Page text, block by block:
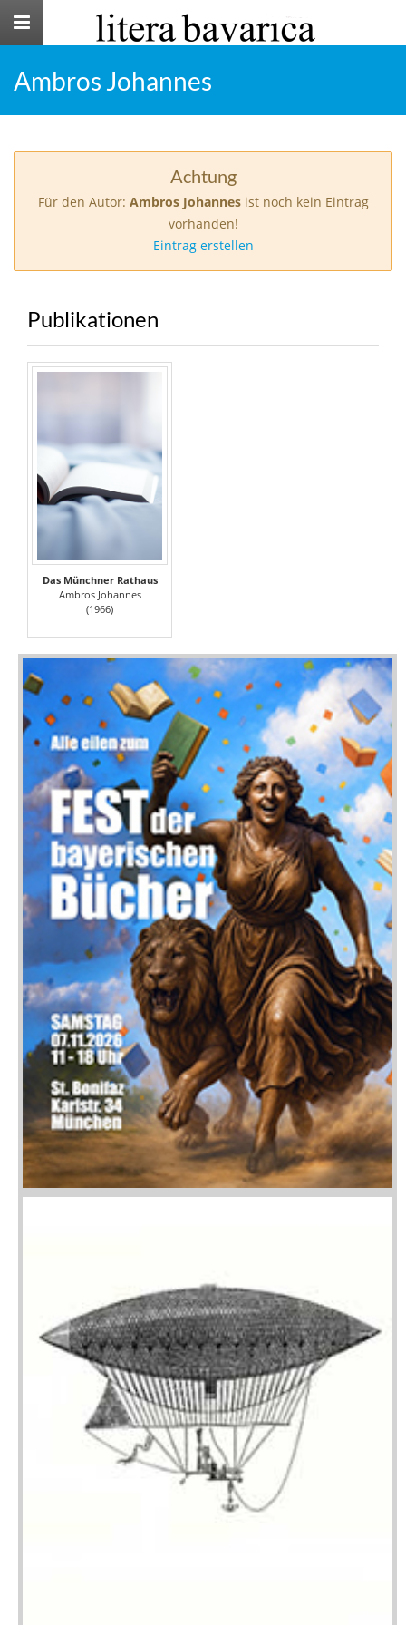
Toggle
Ambros Johannes
Achtung
Für den Autor: Ambros Johannesist noch kein Eintrag
vorhanden!
Eintrag erstellen
Publikationen
Das Münchner Rathaus
Ambros Johannes
(1966)